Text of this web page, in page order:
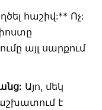
հաշիվ:** Ոչ:
այլ սարքում
Այո, մեկ
է